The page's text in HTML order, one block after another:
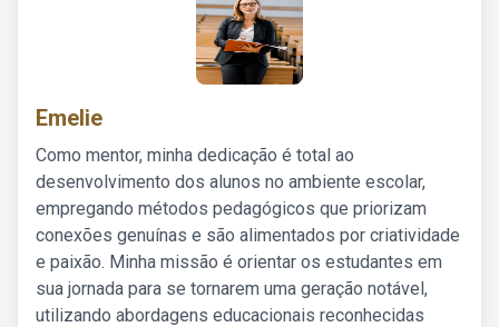
Emelie
Como mentor, minha dedicação é total ao
desenvolvimento dos alunos no ambiente escolar,
empregando métodos pedagógicos que priorizam
conexões genuínas e são alimentados por criatividade
e paixão. Minha missão é orientar os estudantes em
sua jornada para se tornarem uma geração notável,
utilizando abordagens educacionais reconhecidas